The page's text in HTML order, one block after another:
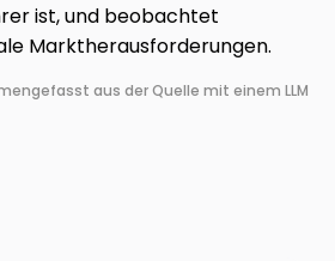
ist, und beobachtet
Marktherausforderungen.
aus der Quelle mit einem LLM